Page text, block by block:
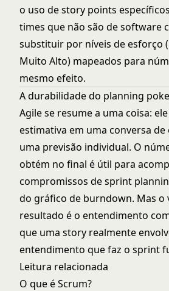
o uso de story points
times que não são de software
substituir por níveis de esforço
Muito Alto) mapeados para
mesmo efeito.
A durabilidade do planning
Agilese resume a uma coisa:
estimativa em uma conversa de
uma previsão individual. O
obtém no final é útil para
compromissos desprint
do gráfico de burndown. Mas o
resultado é o entendimento
que uma story realmente
entendimento que faz o sprint
Leitura relacionada
O que é Scrum?